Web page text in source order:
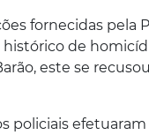
fornecidas pela
de
este se
policiais